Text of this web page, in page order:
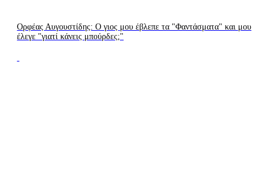
Ορφέας Αυγουστίδης: Ο γιος μου έβλεπε τα "Φαντάσματα" και μου
έλεγε "γιατί κάνεις μπούρδες;"